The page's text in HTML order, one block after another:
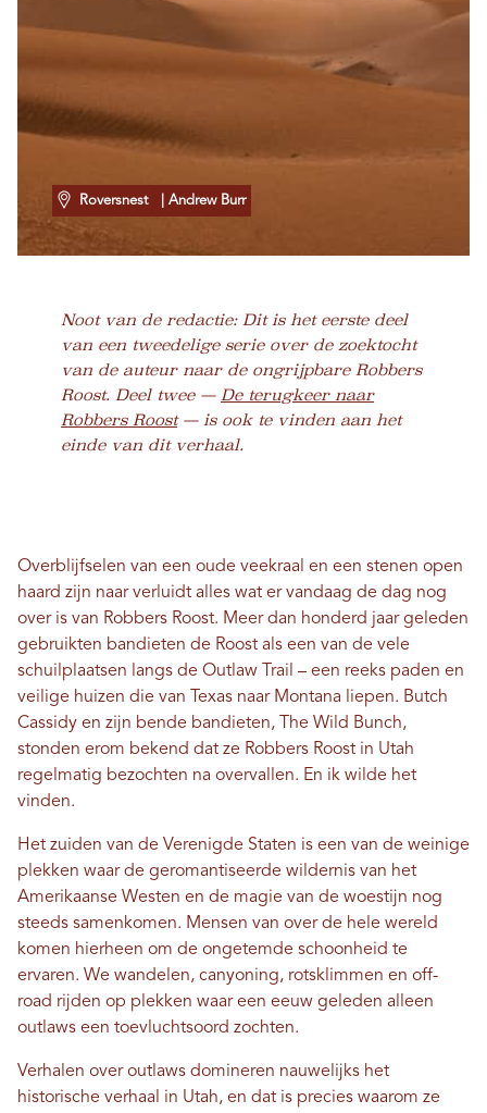
Roversnest | Andrew Burr
Noot van de redactie: Dit is het eerste deel
van een tweedelige serie over de zoektocht
van de auteur naar de ongrijpbare Robbers
Roost. Deel twee — De terugkeer naar
Robbers Roost— is ook te vinden aan het
einde van dit verhaal.
Overblijfselen van een oude veekraal en een stenen open
haard zijn naar verluidt alles wat er vandaag de dag nog
over is van Robbers Roost. Meer dan honderd jaar geleden
gebruikten bandieten de Roost als een van de vele
schuilplaatsen langs de Outlaw Trail – een reeks paden en
veilige huizen die van Texas naar Montana liepen. Butch
Cassidy en zijn bende bandieten, The Wild Bunch,
stonden erom bekend dat ze Robbers Roost in Utah
regelmatig bezochten na overvallen. En ik wilde het
vinden.
Het zuiden van de Verenigde Staten is een van de weinige
plekken waar de geromantiseerde wildernis van het
Amerikaanse Westen en de magie van de woestijn nog
steeds samenkomen. Mensen van over de hele wereld
komen hierheen om de ongetemde schoonheid te
ervaren. We wandelen, canyoning, rotsklimmen en off-
road rijden op plekken waar een eeuw geleden alleen
outlaws een toevluchtsoord zochten.
Verhalen over outlaws domineren nauwelijks het
historische verhaal in Utah, en dat is precies waarom ze